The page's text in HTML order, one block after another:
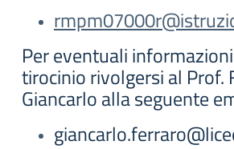
Per eventuali
tirocinio rivolgersi al Prof.
Giancarlo alla seguente